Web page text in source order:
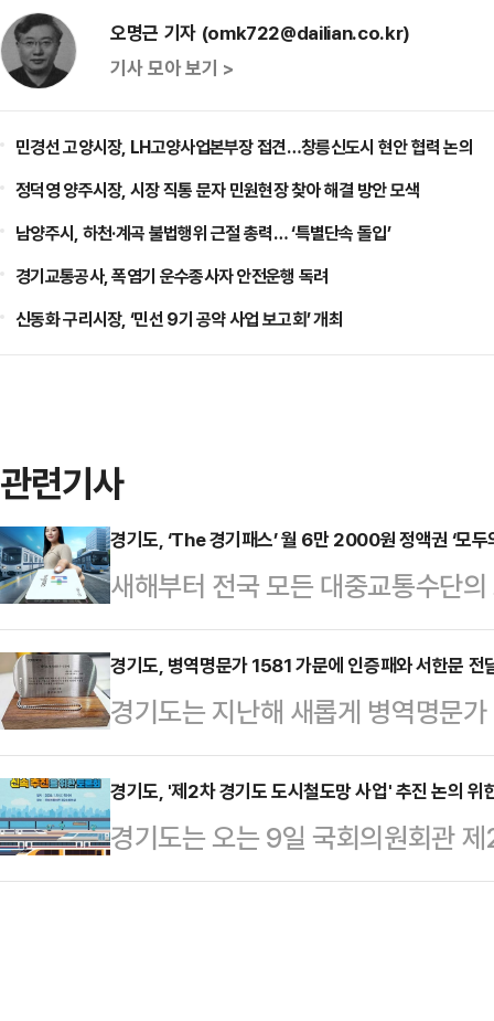
오명근 기자 (omk722@dailian.co.kr)
기사 모아 보기 >
민경선 고양시장, LH고양사업본부장 접견…창릉신도시 현안 협력 논의
정덕영 양주시장, 시장 직통 문자 민원현장 찾아 해결 방안 모색
남양주시, 하천·계곡 불법행위 근절 총력… ‘특별단속 돌입’
경기교통공사, 폭염기 운수종사자 안전운행 독려
신동화 구리시장, ‘민선 9기 공약 사업 보고회’ 개최
관련기사
경기도, ‘The 경기패스’ 월 6만 2000원 정액권 ‘모두
새해부터 전국 모든 대중교통수단
스’에 월 무제한 정액권 기능인 ‘모
2000원으로 버스와 지하철 등을
며 월 10만 원이면 광역버스와
용할 수 있다.특히 이용자 연령대,
급금을 자동 계산해 지급하기 때문
다.The 경기패스는 국토교통부 K-
로, K-패스…
경기도, 병역명문가 1581 가문에 인증패와 서한문 전
경기도는 지난해 새롭게 병역명문
증패와 도지사 서명 서한문 전달을
내 병역명문가는 총 4704 가문이
31개 시군 자치행정과 민방위과 등
가 인증패와 도지사 서한문을 전달
경기도, '제2차 경기도 도시철도망 사업' 추진 논의 위
경기도는 오는 9일 국회의원회관
망 구축계획(2026~2035)’ 반영